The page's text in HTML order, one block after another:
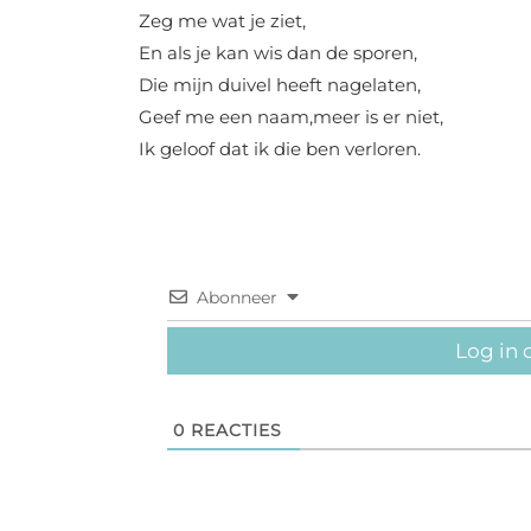
Zeg me wat je ziet,
En als je kan wis dan de sporen,
Die mijn duivel heeft nagelaten,
Geef me een naam,meer is er niet,
Ik geloof dat ik die ben verloren.
Abonneer
Log in
0 REACTIES